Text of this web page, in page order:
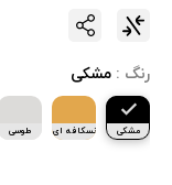
رنگ : مشکی
مشکی نسکافه ای طوسی